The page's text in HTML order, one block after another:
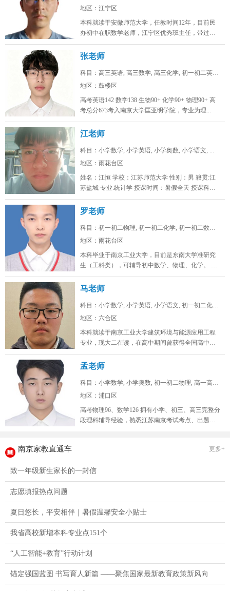
地区：江宁区
本科就读于安徽师范大学，任教时间12年，目前民
办初中在职数学老师，江宁区优秀班主任，带过两
届完整的初中。班级数学中考均分...
张老师
科目：高三英语, 高三数学, 高三化学, 初一初二英语...
地区：鼓楼区
高考英语142 数学138 生物90+ 化学90+ 物理90+ 高
考总分673考入南京大学匡亚明学院，专业为理...
江老师
科目：小学数学, 小学英语, 小学奥数, 小学语文, ...
地区：雨花台区
姓名：江恒 学校：江苏师范大学 性别：男 籍贯:江
苏盐城 专业:统计学 授课时间：暑假全天 授课科
目：小学初...
罗老师
科目：初一初二物理, 初一初二化学, 初一初二数学, ...
地区：雨花台区
本科毕业于南京工业大学，目前是东南大学准研究
生（工科类），可辅导初中数学、物理、化学。 可
线上/线下，南京雨花台、浦口...
马老师
科目：小学数学, 小学英语, 小学语文, 初一初二化学...
地区：六合区
本科就读于南京工业大学建筑环境与能源应用工程
专业，现大二在读，在高中期间曾获得全国高中生
英语能力测评大赛省一，全国化学奥...
孟老师
科目：小学数学, 小学奥数, 初一初二物理, 高一高二...
地区：浦口区
高考物理96、数学126 拥有小学、初三、高三完整分
段理科辅导经验，熟悉江苏南京考试考点、出题思
南京家教直通车 更多+
致一年级新生家长的一封信
志愿填报热点问题
夏日悠长，平安相伴｜暑假温馨安全小贴士
我省高校新增本科专业点151个
“人工智能+教育”行动计划
锚定强国蓝图 书写育人新篇 ——聚焦国家最新教育政策新风向